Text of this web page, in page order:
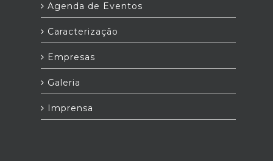
Agenda de Eventos
Caracterização
Empresas
Galeria
Imprensa